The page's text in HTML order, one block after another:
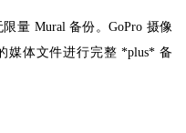
量 Mural 备份。GoPro 摄像
媒体文件进行完整 *plus* 备